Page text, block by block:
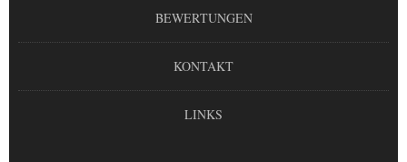
BEWERTUNGEN
KONTAKT
LINKS